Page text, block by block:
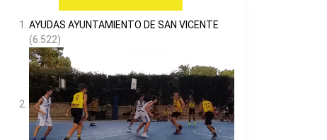
AYUDAS AYUNTAMIENTO DE SAN VICENTE
(6.522)